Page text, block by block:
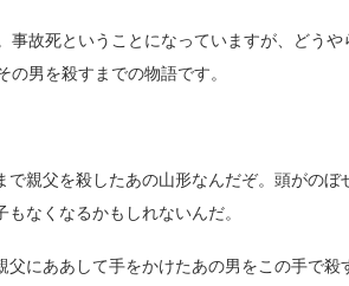
故死ということになっていますが、どう
男を殺すまでの物語です。
親父を殺したあの山形なんだぞ。頭がのぼ
なくなるかもしれないんだ。
にああして手をかけたあの男をこの手で殺